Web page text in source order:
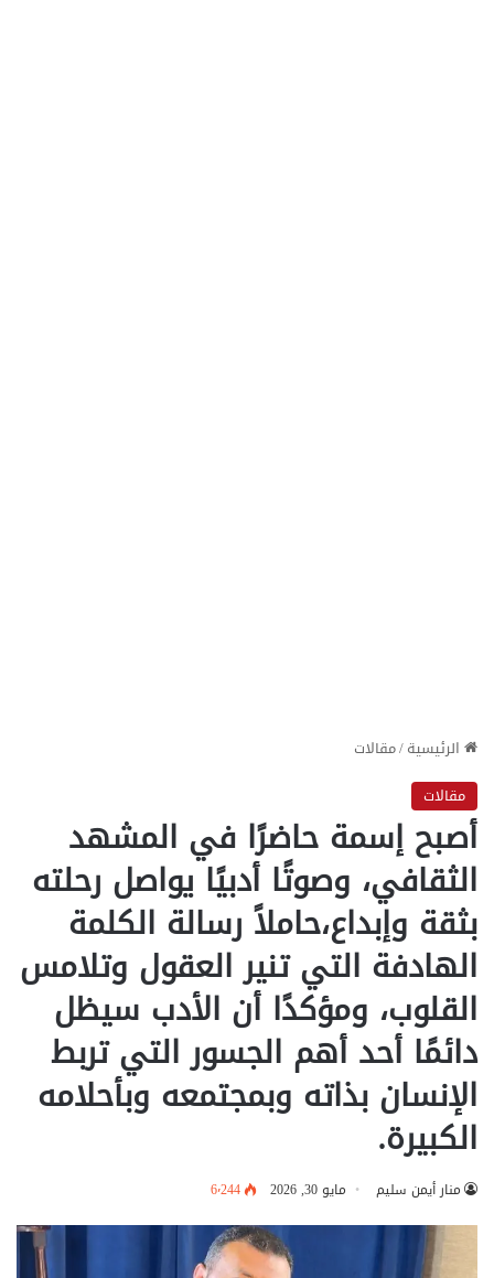
الرئيسية/مقالات
مقالات
أصبح إسمة حاضرًا في المشهد
الثقافي، وصوتًا أدبيًا يواصل رحلته
بثقة وإبداع،حاملاً رسالة الكلمة
الهادفة التي تنير العقول وتلامس
القلوب، ومؤكدًا أن الأدب سيظل
دائمًا أحد أهم الجسور التي تربط
الإنسان بذاته وبمجتمعه وبأحلامه
الكبيرة.
منار أيمن سليم مايو 30, 2026 6٬244